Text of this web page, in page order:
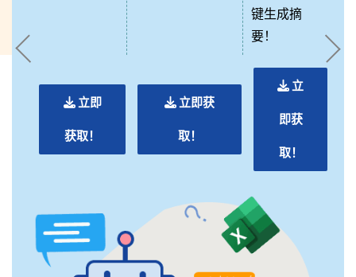
键生成摘
要！
立即
获取！
立即获
取！
立
即获
取！